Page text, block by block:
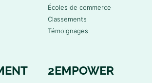
Écoles de commerce
Classements
Témoignages
2EMPOWER